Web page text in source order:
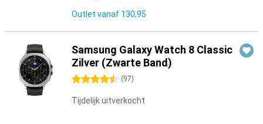
Outlet vanaf 130,95
Samsung Galaxy Watch 8 Classic
Zilver (Zwarte Band)
4.5 sterren (97)
Tijdelijk uitverkocht